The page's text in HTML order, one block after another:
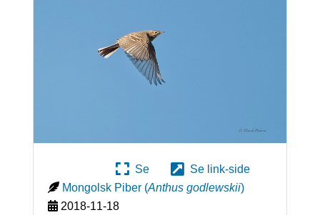
Se
Se link-side
Mongolsk Piber (Anthus godlewskii)
2018-11-18